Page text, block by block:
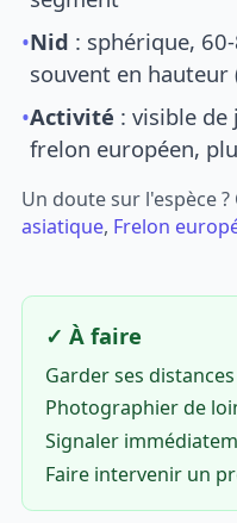
•Nid : sphérique,
souvent en
•Activité : visible
frelon européen,
Un doute sur l'espèce
asiatique, Frelon
✓ À faire
Garder ses
Photographier de
Signaler
Faire intervenir un